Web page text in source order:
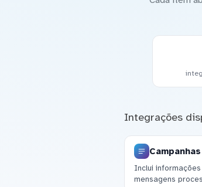
Integrações
Campanhas
Inclui
mensagens